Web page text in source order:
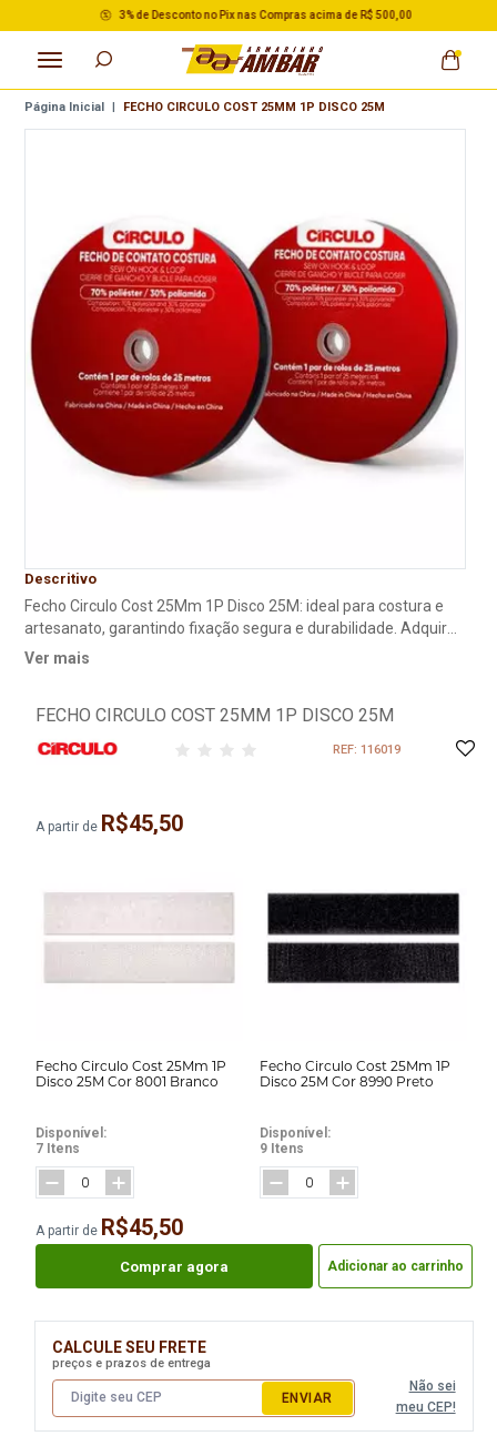
3% de Desconto no Pix nas Compras acima de R$ 500,00
Página Inicial | FECHO CIRCULO COST 25MM 1P DISCO 25M
Descritivo
Fecho Circulo Cost 25Mm 1P Disco 25M: ideal para costura e
artesanato, garantindo fixação segura e durabilidade. Adquira
já o seu fecho de qualidade! Apresentamos nosso novo Fecho
todos os tipos de projetos. Esse é o acessório que faltava para
garantir a qualidade e a praticidade que seus trabalhos
exigem.
Ver mais
FECHO CIRCULO COST 25MM 1P DISCO 25M
REF: 116019
A partir de R$45,50
Fecho Circulo Cost 25Mm 1P
Disco 25M Cor 8001 Branco
Disponível:
7 Itens
Fecho Circulo Cost 25Mm 1P
Disco 25M Cor 8990 Preto
Disponível:
9 Itens
A partir de R$45,50
Comprar agora Adicionar ao carrinho
CALCULE SEU FRETE
preços e prazos de entrega
ENVIAR
Não sei
meu CEP!